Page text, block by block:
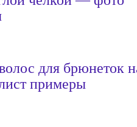
для брюнеток
примеры